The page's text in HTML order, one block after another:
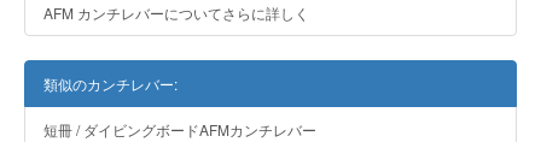
AFM カンチレバーについてさらに詳しく
類似のカンチレバー:
短冊 / ダイビングボードAFMカンチレバー